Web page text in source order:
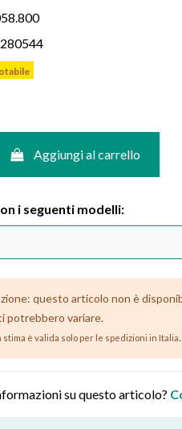
Aggiungi al carrello
i seguenti modelli:
questo articolo non è
potrebbero variare.
stima è valida solo per le spedizioni in Italia.
su questo articolo?